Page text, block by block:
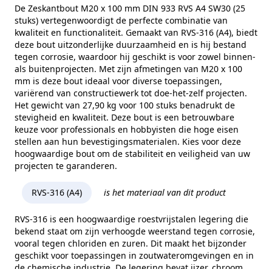
Kopvorm
Zeskantkop
Alternatieve norm
ISO 4017
Maat (e)
33,53 mm
Kophoogte (k)
12,5 mm
Gewicht per 100 stuks
27,90 kg
Aandrijving
Buitenzeskant
Draadtype
Metrisch
Inhoud verpakking
25
De Zeskantbout M20 x 100 mm DIN 933 RVS A4 SW30 (25
stuks) vertegenwoordigt de perfecte combinatie van
kwaliteit en functionaliteit. Gemaakt van RVS-316 (A4), biedt
deze bout uitzonderlijke duurzaamheid en is hij bestand
tegen corrosie, waardoor hij geschikt is voor zowel binnen-
als buitenprojecten. Met zijn afmetingen van M20 x 100
mm is deze bout ideaal voor diverse toepassingen,
variërend van constructiewerk tot doe-het-zelf projecten.
Het gewicht van 27,90 kg voor 100 stuks benadrukt de
stevigheid en kwaliteit. Deze bout is een betrouwbare
keuze voor professionals en hobbyisten die hoge eisen
stellen aan hun bevestigingsmaterialen. Kies voor deze
hoogwaardige bout om de stabiliteit en veiligheid van uw
projecten te garanderen.
RVS-316 (A4) is het materiaal van dit product
RVS-316 is een hoogwaardige roestvrijstalen legering die
bekend staat om zijn verhoogde weerstand tegen corrosie,
vooral tegen chloriden en zuren. Dit maakt het bijzonder
geschikt voor toepassingen in zoutwateromgevingen en in